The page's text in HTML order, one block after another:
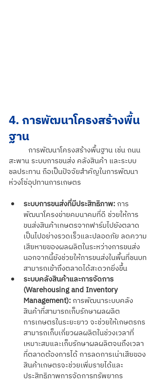
4. การพัฒนาโครงสร้างพื้น
ฐาน
สะพาน ระบบการขนส่ง คลังสินค้า และระบบ
ชลประทาน ถือเป็นปัจจัยสำคัญในการพัฒนา
ห่วงโซ่อุปทานการเกษตร
ระบบการขนส่งที่มีประสิทธิภาพ: การ
พัฒนาโครงข่ายคมนาคมที่ดี ช่วยให้การ
ขนส่งสินค้าเกษตรจากฟาร์มไปยังตลาด
เป็นไปอย่างรวดเร็วและปลอดภัย ลดความ
เสียหายของผลผลิตในระหว่างการขนส่ง
นอกจากนี้ยังช่วยให้การขนส่งในพื้นที่ชนบท
สามารถเข้าถึงตลาดได้สะดวกยิ่งขึ้น
ระบบคลังสินค้าและการจัดการ
(Warehousing and Inventory
Management): การพัฒนาระบบคลัง
สินค้าที่สามารถเก็บรักษาผลผลิต
การเกษตรในระยะยาว จะช่วยให้เกษตรกร
สามารถเก็บเกี่ยวผลผลิตในช่วงเวลาที่
เหมาะสมและเก็บรักษาผลผลิตจนถึงเวลา
ที่ตลาดต้องการได้ การลดการเน่าเสียของ
สินค้าเกษตรจะช่วยเพิ่มรายได้และ
ประสิทธิภาพการจัดการทรัพยากร